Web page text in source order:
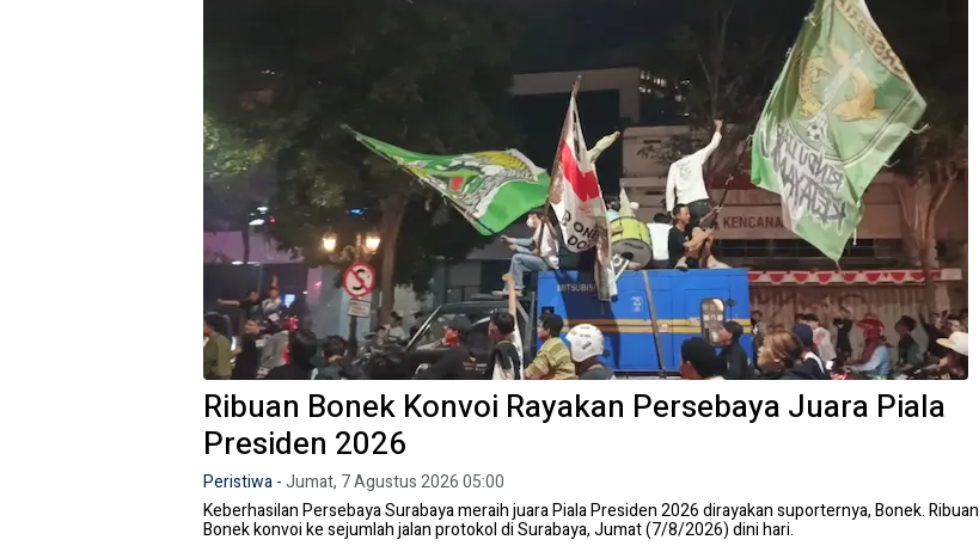
Ribuan Bonek Konvoi Rayakan Persebaya Juara Piala
Presiden 2026
Peristiwa-Jumat, 7 Agustus 2026 05:00
Keberhasilan Persebaya Surabaya meraih juara Piala Presiden 2026 dirayakan suporternya, Bonek. Ribuan
Bonek konvoi ke sejumlah jalan protokol di Surabaya, Jumat (7/8/2026) dini hari.